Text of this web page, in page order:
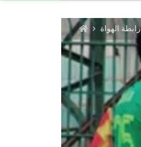
رابطة الهواة